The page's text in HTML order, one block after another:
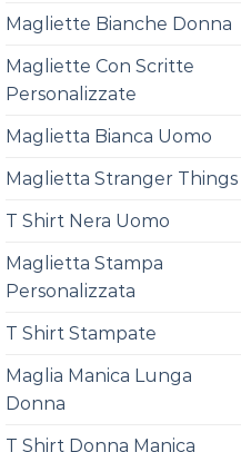
Magliette Bianche Donna
Magliette Con Scritte
Personalizzate
Maglietta Bianca Uomo
Maglietta Stranger Things
T Shirt Nera Uomo
Maglietta Stampa
Personalizzata
T Shirt Stampate
Maglia Manica Lunga
Donna
T Shirt Donna Manica